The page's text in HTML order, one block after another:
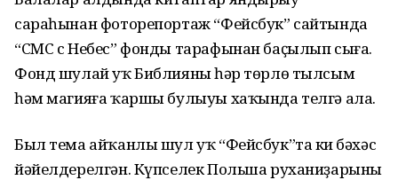
сараһынан фоторепортаж “Фейсбук” сайтында
“СМС с Небес” фонды тарафынан баҫылып сыға.
Фонд шулай уҡ Библияның һәр төрлө тылсым
һәм магияға ҡаршы булыуы хаҡында телгә ала.
Был тема айҡанлы шул уҡ “Фейсбук”та киң бәхәс
йәйелдерелгән. Күпселек Польша руханиҙарының